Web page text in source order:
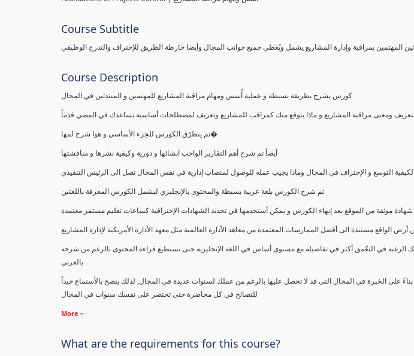
Course Subtitle
المهتمين بمراقبة وإدارة المشاريع يشمل ويُغطي جميع جوانب المجال وأيضا خارطة الطريق للإحتراف والتدرج الوظيفي
Course Description
كورس يشرح بطريقة بسيطة و عملية أُسس ومهام مراقبة المشاريع للمهتمين و المبتدئين في المجال
ومعنى مراقبة المشاريع و ماذا يتوقع منك كمراقب للمشاريع وتعريف لمصطلحات أساسية تساعدك في المضي قدماً
ثم يتطرّق الكورس للجزء الأساسي و هوا شرح لمها�
أيضاً تم شرح أهم التقارير الواجب انشائها و دورية وكيفية نشرها و مناقشتها
لكيفية التوسع و الإحتراف في المجال وماذا يجيب عمله للوصول لمنصاب إدارية في نفس المجال تصل الى الرئيس التنفيذي
تم شرح الكورس بلغة عربية بسيطة والمحتوى بالإنجليزي ليشمل الكورس المعرفة باللغتين
موثقة من الموقع بعد إنهاء الكورس و يمكن أستخدمها في تجديد الشهادات الإحترافية كساعات تعليم مستمر معتمدة
مستندة الى أفضل الممارسات المعتمدة من معاهد الأدارة العالمية مثل معهد الأدارة الأمريكية لإدارة المشاريع
في التعّمق أكثر في تفاصيله مع مستوى أساس في اللغة الإنجليزية حتى تستطيع قراءة المحتوى بالرغم من شرحه
بالعربي
على الخبرة في المجال التى قد لا تحصل عليها بالرغم من عملك لسنوات عديدة في المجال, لذلك ينصح بالأستماع جيداً
للنصائح في كل محاضرة حتى تختصر على نفسك سنوات في المجال
More
What are the requirements for this course?